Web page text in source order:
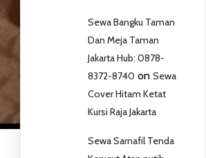
Sewa Bangku Taman
Dan Meja Taman
Jakarta Hub: 0878-
8372-8740 onSewa
Cover Hitam Ketat
Kursi Raja Jakarta
Sewa Sarnafil Tenda